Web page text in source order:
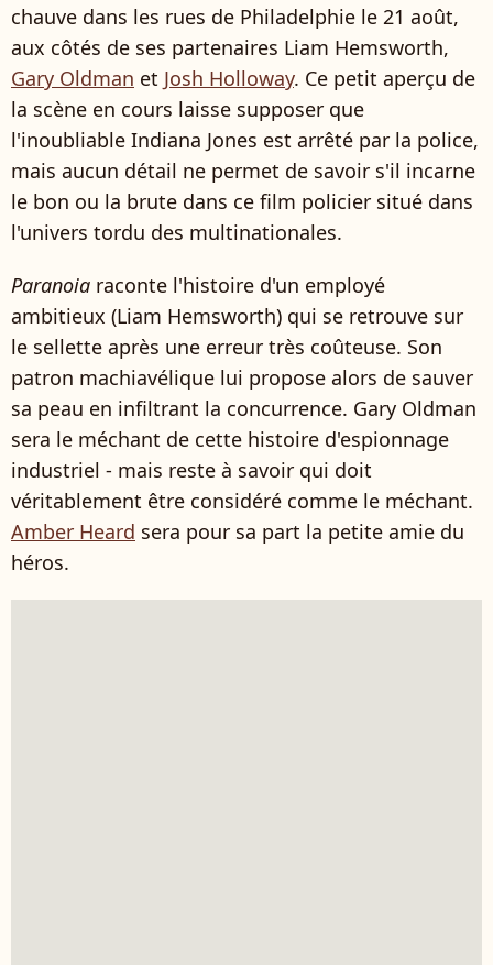
chauve dans les rues de Philadelphie le 21 août,
aux côtés de ses partenaires Liam Hemsworth,
Gary Oldman et Josh Holloway. Ce petit aperçu de
la scène en cours laisse supposer que
l'inoubliable Indiana Jones est arrêté par la police,
mais aucun détail ne permet de savoir s'il incarne
le bon ou la brute dans ce film policier situé dans
l'univers tordu des multinationales.
Paranoia raconte l'histoire d'un employé
ambitieux (Liam Hemsworth) qui se retrouve sur
le sellette après une erreur très coûteuse. Son
patron machiavélique lui propose alors de sauver
sa peau en infiltrant la concurrence. Gary Oldman
sera le méchant de cette histoire d'espionnage
industriel - mais reste à savoir qui doit
véritablement être considéré comme le méchant.
Amber Heard sera pour sa part la petite amie du
héros.